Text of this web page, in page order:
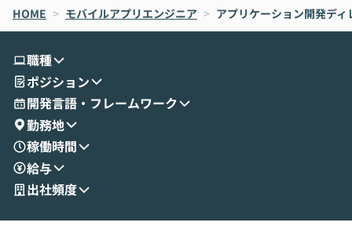
oworkの基本的な機能をご紹介いただきま
す。 続く公開デモでは、実際にCoworkを
せいただきます。数分でワークフローが完
成する手軽さや、Gmail等の外部サービス
とセキュアに連携できるポイントなど、実
演を通じて具体的なイメージをお届けしま
す。 後半のディスカッションでは、セキュ
リティの考え方や社内導入の進め方など、
現場目線でさらに深掘りしていきます。
「自分の業務をAIで自動化してみたいけ
いう方にこそ参加いただきたいイベントで
は、LLMのフル
ント構築の最前
HOME > モバイルアプリエンジニア > アプリケーション開発デ
職種
ポジション
開発言語・フレームワーク
勤務地
稼働時間
給与
出社頻度